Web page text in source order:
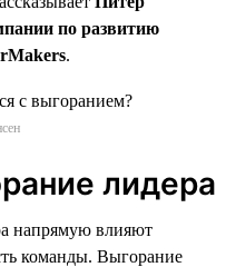
по развитию
.
лидера
напрямую влияют
команды. Выгорание